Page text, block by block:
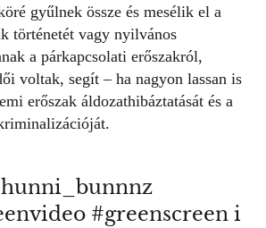
gyűlnek össze és mesélik el a
történetét vagy nyilvános
a párkapcsolati erőszakról,
voltak, segít – ha nagyon lassan is
erőszak áldozathibáztatását és a
#greenscreeni